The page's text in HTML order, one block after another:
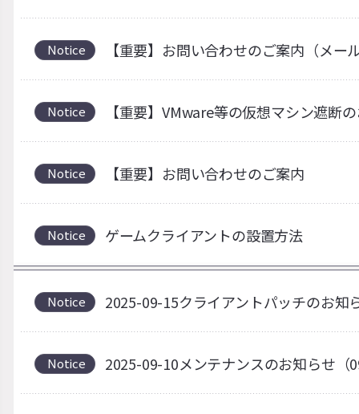
Notice 【重要】お問い合わせのご案内（メー
Notice 【重要】VMware等の仮想マシン遮断
Notice 【重要】お問い合わせのご案内
Notice ゲームクライアントの設置方法
Notice 2025-09-15クライアントパッチのお知
Notice 2025-09-10メンテナンスのお知らせ（